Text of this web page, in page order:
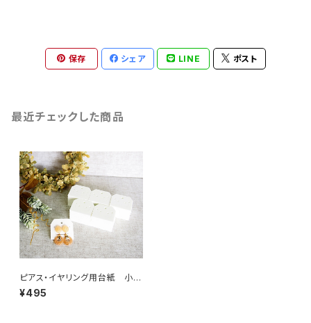
保存 シェア LINE ポスト
最近チェックした商品
ピアス・イヤリング用台紙 小
白 50枚
¥495